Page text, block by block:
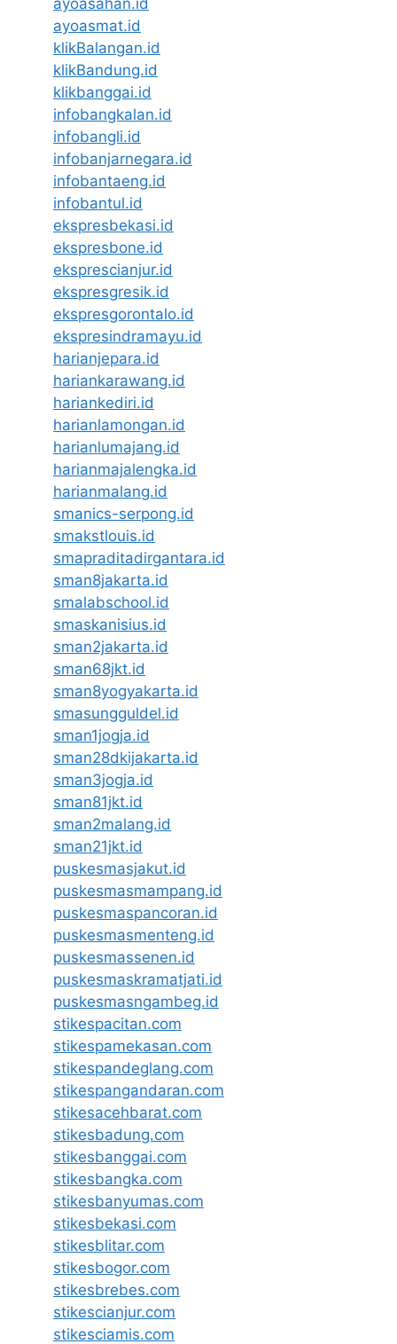
ayoasmat.id
klikBalangan.id
klikBandung.id
klikbanggai.id
infobangkalan.id
infobangli.id
infobanjarnegara.id
infobantaeng.id
infobantul.id
ekspresbekasi.id
ekspresbone.id
eksprescianjur.id
ekspresgresik.id
ekspresgorontalo.id
ekspresindramayu.id
harianjepara.id
hariankarawang.id
hariankediri.id
harianlamongan.id
harianlumajang.id
harianmajalengka.id
harianmalang.id
smanics-serpong.id
smakstlouis.id
smapraditadirgantara.id
sman8jakarta.id
smalabschool.id
smaskanisius.id
sman2jakarta.id
sman68jkt.id
sman8yogyakarta.id
smasungguldel.id
sman1jogja.id
sman28dkijakarta.id
sman3jogja.id
sman81jkt.id
sman2malang.id
sman21jkt.id
puskesmasjakut.id
puskesmasmampang.id
puskesmaspancoran.id
puskesmasmenteng.id
puskesmassenen.id
puskesmaskramatjati.id
puskesmasngambeg.id
stikespacitan.com
stikespamekasan.com
stikespandeglang.com
stikespangandaran.com
stikesacehbarat.com
stikesbadung.com
stikesbanggai.com
stikesbangka.com
stikesbanyumas.com
stikesbekasi.com
stikesblitar.com
stikesbogor.com
stikesbrebes.com
stikescianjur.com
stikesciamis.com